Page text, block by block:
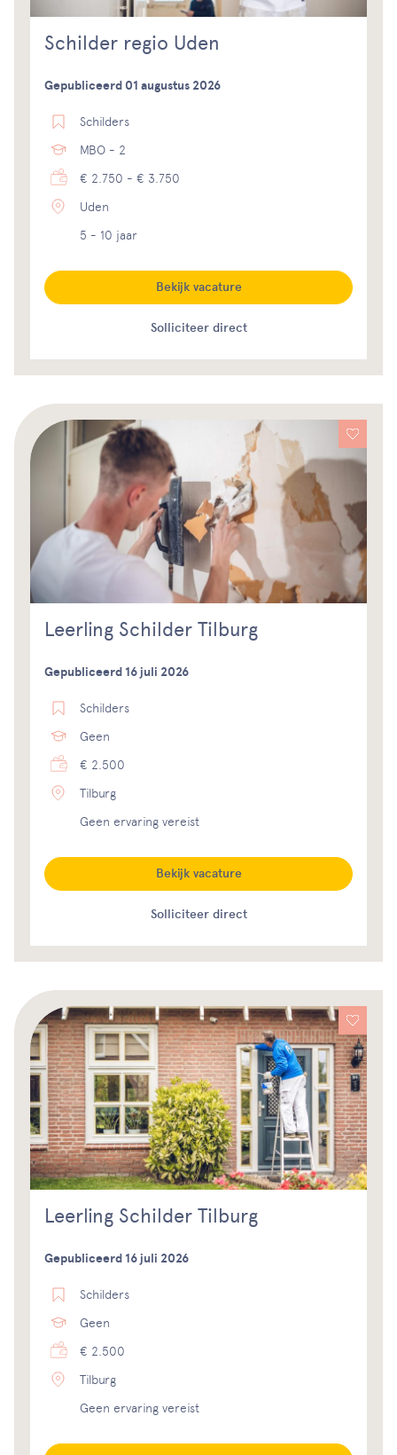
Schilder regio Uden
Gepubliceerd 01 augustus 2026
Schilders
MBO - 2
€ 2.750 - € 3.750
Uden
5 - 10 jaar
Solliciteer direct
Bekijk vacature
Leerling Schilder Tilburg
Gepubliceerd 16 juli 2026
Schilders
Geen
€ 2.500
Tilburg
Geen ervaring vereist
Solliciteer direct
Bekijk vacature
Leerling Schilder Tilburg
Gepubliceerd 16 juli 2026
Schilders
Geen
€ 2.500
Tilburg
Geen ervaring vereist